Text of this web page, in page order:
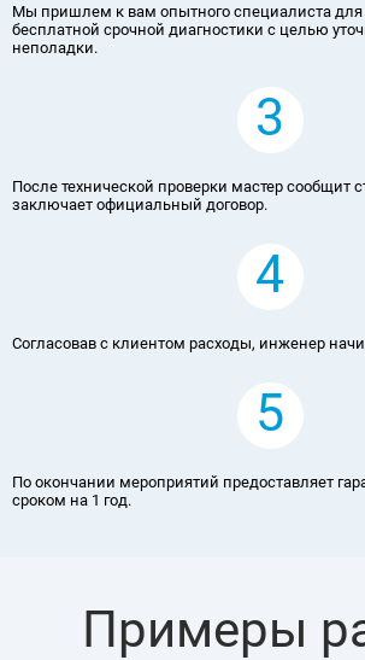
Мы пришлем к вам опытного специалиста
бесплатной срочной диагностики с целью
неполадки.
3
После технической проверки мастер сообщит
заключает официальный договор.
4
Согласовав с клиентом расходы, инженер
5
По окончании мероприятий предоставляет
сроком на 1 год.
Примеры